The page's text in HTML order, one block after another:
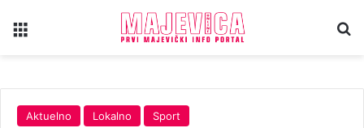
Aktuelno Lokalno Sport